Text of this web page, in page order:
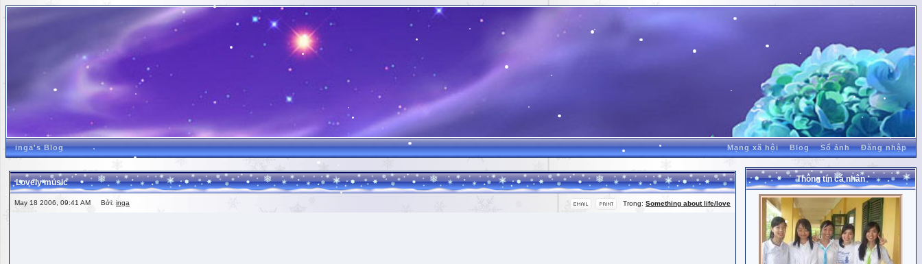
inga's Blog Mạng xã hội Blog Sổ ảnh Đăng nhập
Lovely music
Trong: Something about life/love
May 18 2006, 09:41 AM Bởi: inga
Thông tin cá nhân